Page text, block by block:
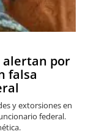
alertan por
falsa
y extorsiones en
federal.